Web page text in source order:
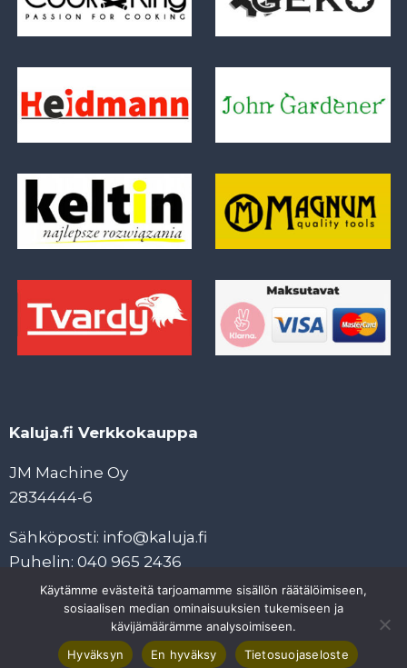
Kaluja.fi Verkkokauppa
JM Machine Oy
2834444-6
Sähköposti: info@kaluja.fi
Puhelin: 040 965 2436
Tietosuojaseloste
Tilaus- ja maksuehdot
Käytämme evästeitä tarjoamamme sisällön räätälöimiseen,
sosiaalisen median ominaisuuksien tukemiseen ja
kävijämäärämme analysoimiseen.
Hyväksyn
En hyväksy Tietosuojaseloste